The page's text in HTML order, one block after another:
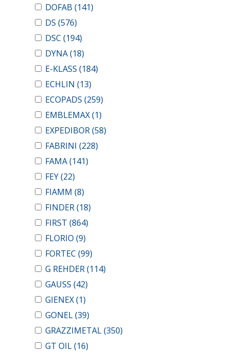
DOFAB (141)
DS (576)
DSC (194)
DYNA(18)
E-KLASS (184)
ECHLIN (13)
ECOPADS (259)
EMBLEMAX(1)
EXPEDIBOR(58)
FABRINI (228)
FAMA(141)
FEY(22)
FIAMM (8)
FINDER(18)
FIRST (864)
FLORIO (9)
FORTEC (99)
G REHDER(114)
GAUSS (42)
GIENEX(1)
GONEL(39)
GRAZZIMETAL(350)
GT OIL(16)